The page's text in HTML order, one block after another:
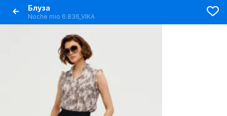
Блуза
Noche mio 6.836_VIKA